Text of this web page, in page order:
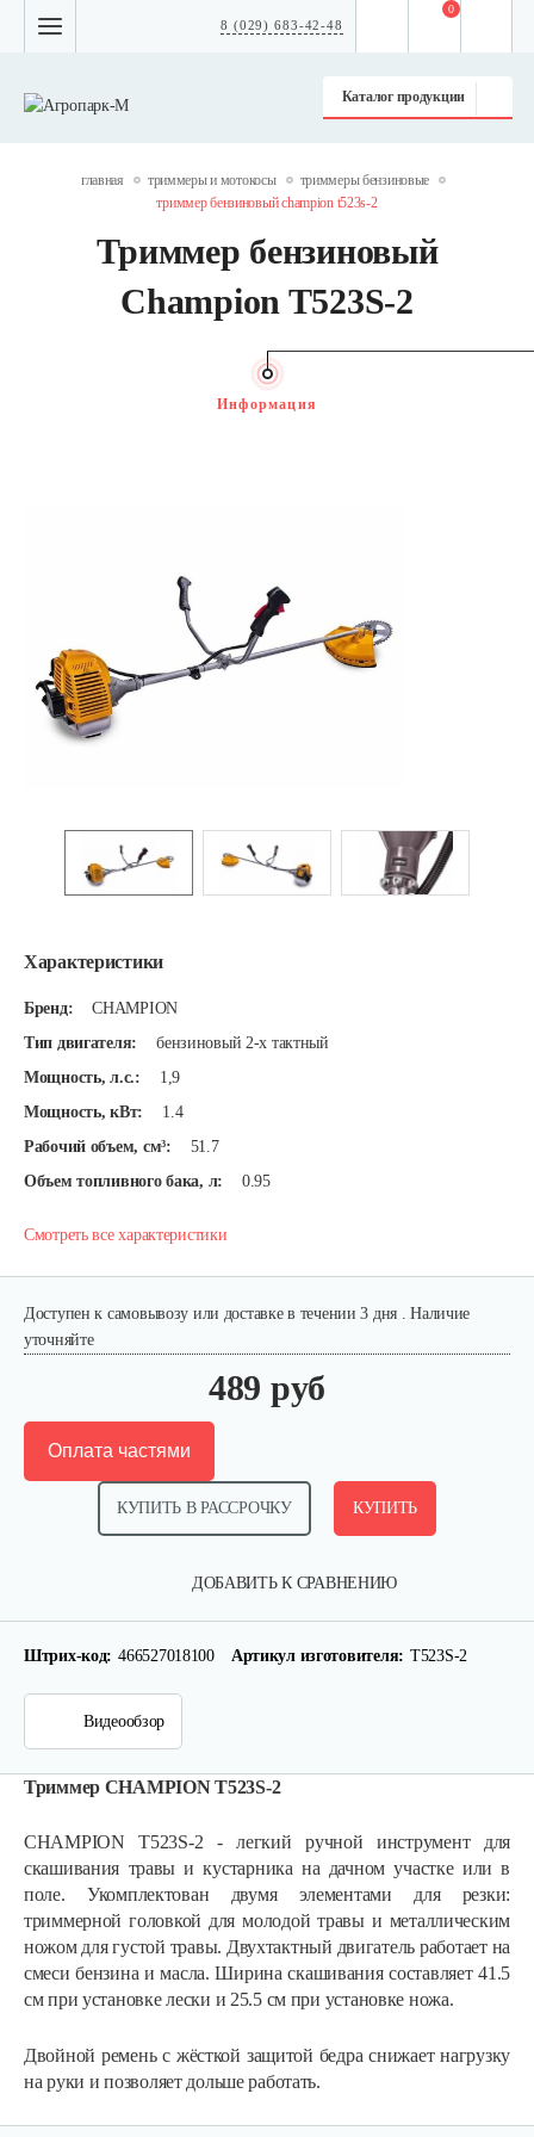
8 (029) 683-42-48
Каталог продукции
0
главная триммеры и мотокосы
триммеры бензиновые
триммер бензиновый champion t523s-2
Триммер бензиновый
Champion T523S-2
Характеристики
Бренд:
CHAMPION
Тип двигателя:
бензиновый 2-х тактный
Мощность, л.с.:
1,9
Мощность, кВт:
1.4
Рабочий объем, см³:
51.7
Объем топливного бака, л:
0.95
Смотреть все характеристики
Информация
489 руб
Доступен к самовывозу или доставке в течении 3 дня . Наличие
уточняйте
ДОБАВИТЬ К СРАВНЕНИЮ
КУПИТЬ В РАССРОЧКУ КУПИТЬ
Оплата частями
Штрих-код: 466527018100 Артикул изготовителя: T523S-2
Видеообзор
Триммер CHAMPION T523S-2
CHAMPION T523S-2 - легкий ручной инструмент для
скашивания травы и кустарника на дачном участке или в
поле. Укомплектован двумя элементами для резки:
триммерной головкой для молодой травы и металлическим
ножом для густой травы. Двухтактный двигатель работает на
смеси бензина и масла. Ширина скашивания составляет 41.5
см при установке лески и 25.5 см при установке ножа.
Двойной ремень с жёсткой защитой бедра снижает нагрузку
на руки и позволяет дольше работать.
Мотокоса бензиновая AL-KO GEOS Max…
780 руб Смотреть
Мотокоса бензиновая AL-KO GEOS Max…